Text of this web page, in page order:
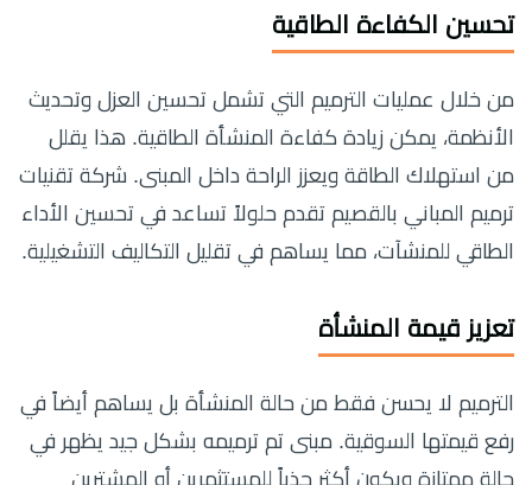
تحسين الكفاءة الطاقية
من خلال عمليات الترميم التي تشمل تحسين العزل وتحديث
الأنظمة، يمكن زيادة كفاءة المنشأة الطاقية. هذا يقلل
من استهلاك الطاقة ويعزز الراحة داخل المبنى. شركة تقنيات
ترميم المباني بالقصيم تقدم حلولاً تساعد في تحسين الأداء
الطاقي للمنشآت، مما يساهم في تقليل التكاليف التشغيلية.
تعزيز قيمة المنشأة
الترميم لا يحسن فقط من حالة المنشأة بل يساهم أيضاً في
رفع قيمتها السوقية. مبنى تم ترميمه بشكل جيد يظهر في
حالة ممتازة ويكون أكثر جذباً للمستثمرين أو المشترين